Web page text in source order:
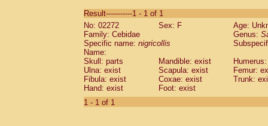
CebidaeSaguinus labiatus(0)
Cebidae Saguinus leucopus (0)
Cebidae
CebidaeSaguinus mystax
Cebidae Saguinus nigricollis (1)
Cebidae Saguinus oedipus
Cebidae Saguinus weddelli
Cebidae Saguinusspp.
Cebidae
Result-----------1 - 1 of 1
No: 02272
Sex: F
Age:
Family: Cebidae
Genus:
Specific name: nigricollis
Name:
Skull: parts
Mandible: exist
Ulna: exist
Scapula: exist
Femur:
Fibula: exist
Coxae: exist
Trunk:
Hand: exist
Foot: exist
1 - 1 of 1